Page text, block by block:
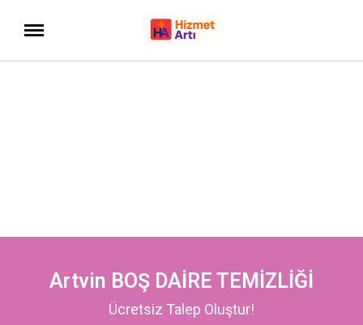
Artvin BOŞ DAİRE TEMİZLİĞİ
Ücretsiz Talep Oluştur!